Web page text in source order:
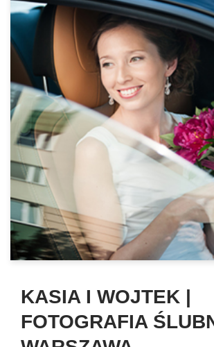
KASIA I WOJTEK |
FOTOGRAFIA